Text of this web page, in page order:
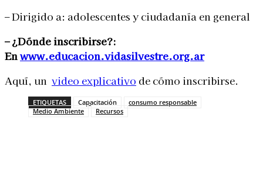
– Dirigido a: adolescentes y ciudadanía en general
– ¿Dónde inscribirse?:
En www.educacion.vidasilvestre.org.ar
Aquí, un video explicativo de cómo inscribirse.
ETIQUETAS Capacitación
consumo responsable
Medio Ambiente
Recursos